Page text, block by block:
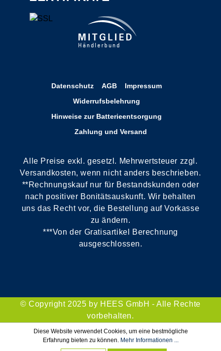
Datenschutz AGB
Impressum
Widerrufsbelehrung
Hinweise zur Batterieentsorgung
Zahlung und Versand
Alle Preise exkl. gesetzl. Mehrwertsteuer zzgl.
Versandkosten, wenn nicht anders beschrieben.
**Rechnungskauf nur für Bestandskunden oder
nach positiver Bonitätsauskunft. Wir behalten
uns das Recht vor, die Bestellung auf Vorkasse
zu ändern.
***Von der Gratisartikel Berechnung
ausgeschlossen.
© Copyright 2025 by HEES GmbH - Alle Rechte
vorbehalten.
Diese Website verwendet Cookies, um eine bestmögliche
Erfahrung bieten zu können. Mehr Informationen ...